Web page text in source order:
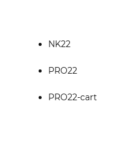
NK22
PRO22
PRO22-cart